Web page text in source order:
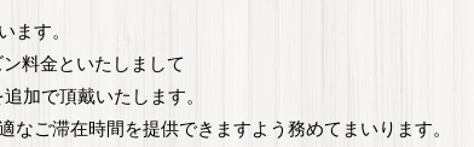
ます。
料金といたしまして
加で頂戴いたします。
なご滞在時間を提供できますよう務めてまいります。